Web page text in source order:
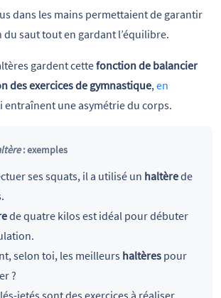
dans les mains permettaient de garantir
saut tout en gardant l’équilibre.
gardent cettefonction de balancier
des exercices de gymnastique,en
entraînent une asymétrie du corps.
: exemples
ses squats, il a utilisé un haltèrede
de quatre kilos est idéal pour débuter
selon toi, les meilleurs haltèrespour
?
jetés sont des exercices à réaliser